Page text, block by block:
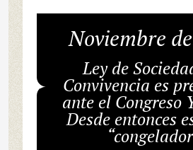
Noviembre
Ley de
Convivencia es
ante el Congreso
Desde entonces